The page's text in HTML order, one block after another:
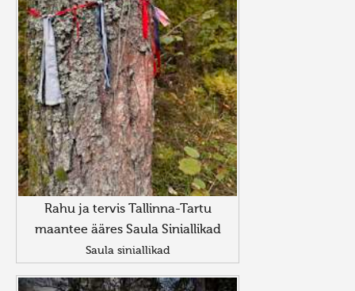
Rahu ja tervis Tallinna-Tartu
maantee ääres Saula Siniallikad
Saula siniallikad